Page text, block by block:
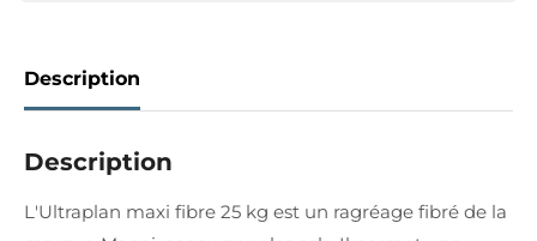
Description
Description
L'Ultraplan maxi fibre 25 kg est un ragréage fibré de la